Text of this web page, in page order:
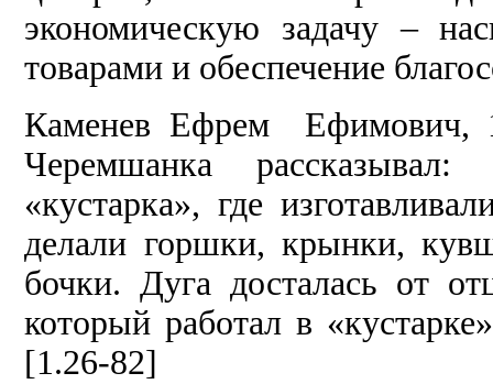
экономическую задачу –
товарами и обеспечение
Каменев Ефрем Ефимович,
Черемшанка
«кустарка», где
делали горшки, крынки,
бочки. Дуга досталась от
который работал в
[1.26-82]